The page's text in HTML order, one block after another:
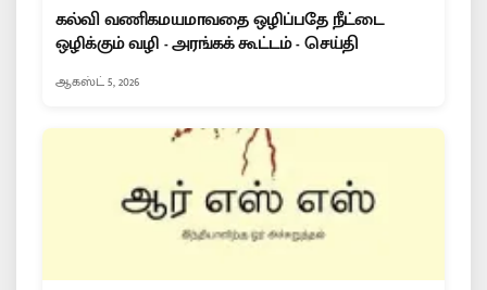
கல்வி வணிகமயமாவதை ஒழிப்பதே நீட்டை
ஒழிக்கும் வழி - அரங்கக் கூட்டம் - செய்தி
ஆகஸ்ட் 5, 2026